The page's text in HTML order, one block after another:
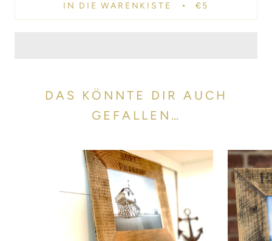
IN DIE WARENKISTE €5
DAS KÖNNTE DIR AUCH
GEFALLEN…